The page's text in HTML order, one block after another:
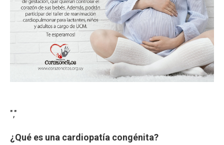
","
¿Qué es una cardiopatía congénita?